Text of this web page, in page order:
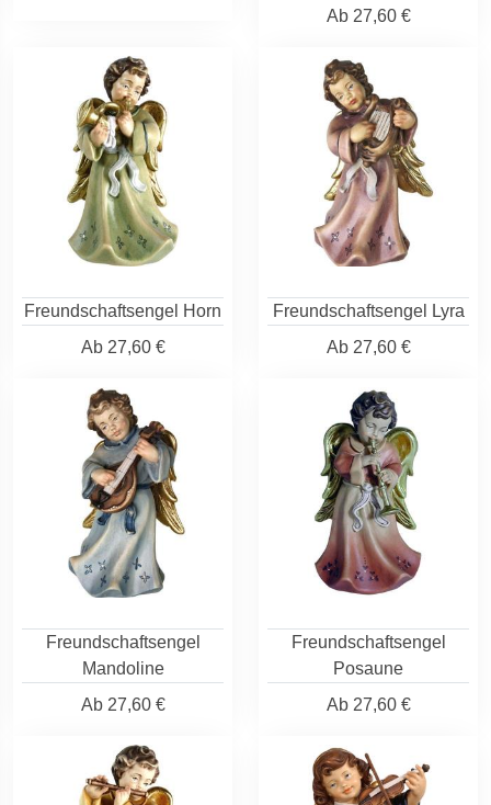
Ab27,60 €
Freundschaftsengel Horn
Ab27,60 €
Freundschaftsengel Lyra
Ab27,60 €
Freundschaftsengel
Mandoline
Ab27,60 €
Freundschaftsengel
Posaune
Ab27,60 €